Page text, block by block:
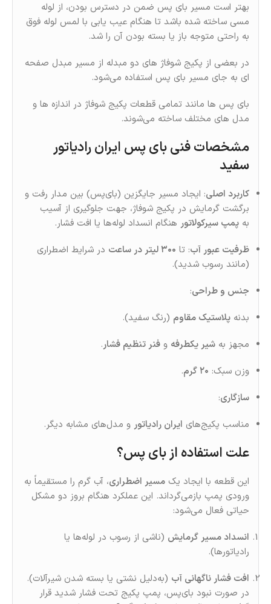
بهتر است مسیر بای پس ضمن در دسترس بودن، از لوله
مسی ساخته شده باشد تا هنگام عیب یابی با لمس لوله فوق
به راحتی متوجه باز یا بسته بودن آن را شد.
در بعضی از پکیج شوفاژ های دو مبدله از مسیر مبدل صفحه
ای به جای مسیر بای پس استفاده می‌شود.
بای پس ها مانند تمامی قطعات پکیج شوفاژ در اندازه ها و
مدل های مختلف ساخته می‌شوند.
مشخصات فنی بای پس ایران رادیاتور
سفيد
کاربرد اصلی: ایجاد مسیر جایگزین (بای‌پس) بین مدار رفت و
برگشت گرمایش در پکیج شوفاژ، جهت جلوگیری از آسیب
به پمپ سیرکولاتور هنگام انسداد لوله‌ها یا افت فشار.
ظرفیت عبور آب: تا ۳۰۰ لیتر در ساعت
در شرایط اضطراری
(مانند رسوب شدید).
جنس و طراحی:
بدنه پلاستیک مقاوم (رنگ سفید).
مجهز به شیر یکطرفه و فنر تنظیم فشار.
وزن سبک: ۲۰ گرم
.
سازگاری:
مناسب پکیج‌های ایران رادیاتور و مدل‌های مشابه دیگر.
علت استفاده از بای پس؟
این قطعه با ایجاد یک مسیر اضطراری، آب گرم را مستقیماً به
ورودی پمپ بازمی‌گرداند. این عملکرد هنگام بروز دو مشکل
حیاتی فعال می‌شود:
انسداد مسیر گرمایش (ناشی از رسوب در لوله‌ها یا
رادیاتورها).
افت فشار ناگهانی آب (به‌دلیل نشتی یا بسته شدن شیرآلات).
در صورت نبود بای‌پس، پمپ پکیج تحت فشار شدید قرار